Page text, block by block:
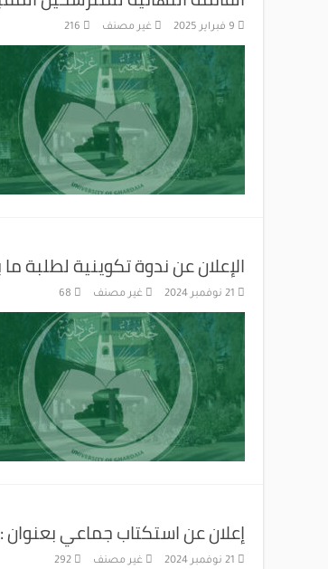
9 فبراير 2025 غير مصنف 216
الإعلان عن ندوة تكوينية لطلبة ما
21 نوفمبر 2024 غير مصنف 68
إعلان عن استكتاب جماعي بعنوان
21 نوفمبر 2024 غير مصنف 292